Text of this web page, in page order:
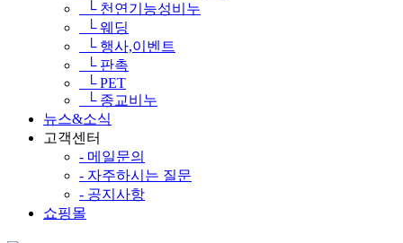
└ 천연기능성비누
└ 웨딩
└ 행사,이벤트
└ 판촉
└ PET
└ 종교비누
뉴스&소식
고객센터
- 메일문의
- 자주하시는 질문
- 공지사항
쇼핑몰